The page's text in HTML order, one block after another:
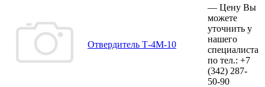
Отвердитель Т-4М-10
— Цену Вы
можете
уточнить у
нашего
специалиста
по тел.: +7
(342) 287-
50-90